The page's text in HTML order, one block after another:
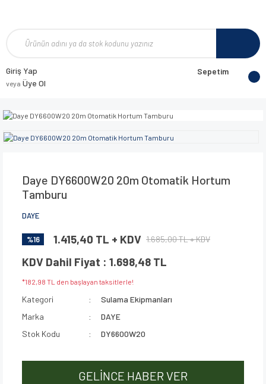
Giriş Yap
veya Üye Ol
Sepetim
Daye DY6600W20 20m Otomatik Hortum
Tamburu
DAYE
%16 1.415,40 TL + KDV 1.685,00 TL + KDV
KDV Dahil Fiyat : 1.698,48 TL
*182,98 TL den başlayan taksitlerle!
Kategori
Sulama Ekipmanları
Marka
DAYE
Stok Kodu
DY6600W20
GELİNCE HABER VER